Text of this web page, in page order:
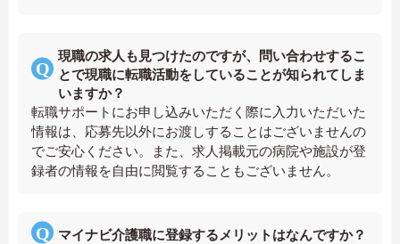
現職の求人も見つけたのですが、問い合わせするこ
とで現職に転職活動をしていることが知られてしま
いますか？
転職サポートにお申し込みいただく際に入力いただいた
情報は、応募先以外にお渡しすることはございませんの
でご安心ください。また、求人掲載元の病院や施設が登
録者の情報を自由に閲覧することもございません。
マイナビ介護職に登録するメリットはなんですか？